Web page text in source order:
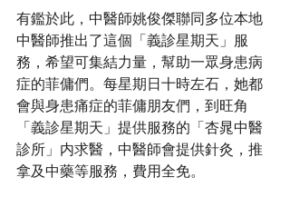
有鑑於此，中醫師姚俊傑聯同多位本地
中醫師推出了這個「義診星期天」服
務，希望可集結力量，幫助一眾身患病
症的菲傭們。每星期日十時左石，她都
會與身患痛症的菲傭朋友們，到旺角
「義診星期天」提供服務的「杏晁中醫
診所」内求醫，中醫師會提供針灸，推
拿及中藥等服務，費用全免。